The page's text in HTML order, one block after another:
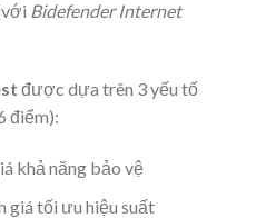
Bidefender Internet
được dựa trên 3 yếu tố
điểm):
khả năng bảo vệ
giá tối ưu hiệu suất